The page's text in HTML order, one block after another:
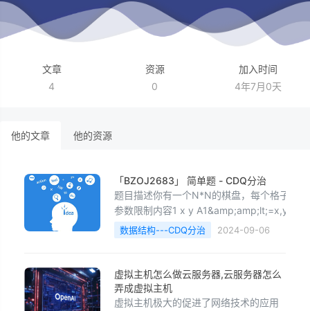
文章
4
资源
0
加入时间
4年7月0天
他的文章 他的资源
「BZOJ2683」 简单题 - CDQ分治
题目描述你有一个N*N的棋盘，每个格子内
参数限制内容1 x y
数据结构---CDQ分治 2024-09-06
虚拟主机怎么做云服务器,云服务器怎么
弄成虚拟主机
虚拟主机极大的促进了网络技术的应用